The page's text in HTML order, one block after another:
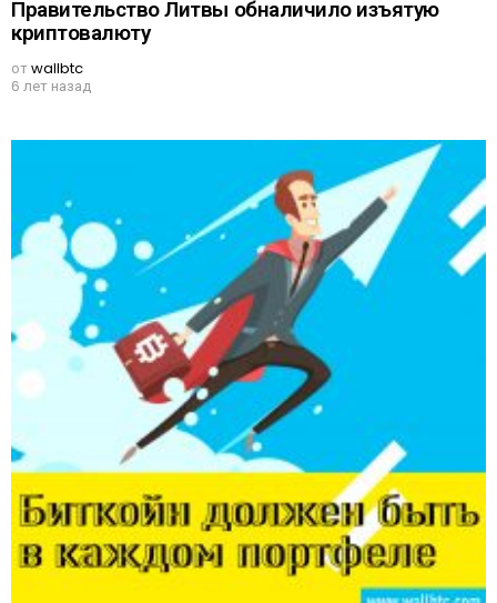
Правительство Литвы обналичило изъятую
криптовалюту
отwallbtc
6 лет назад